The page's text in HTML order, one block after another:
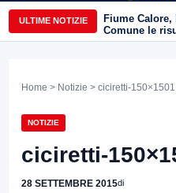
ULTIME NOTIZIE
Fiume Calore,
Comune le
effettuate
Home > Notizie > ciciretti-150×1501
NOTIZIE
ciciretti-
28 SETTEMBRE 2015di